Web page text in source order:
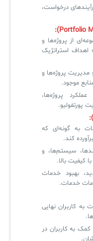
درخواست،
از پروژه‌ها و
استراتژیک
مدیریت پروژه‌ها و
موجود.
پروژه‌ها،
پورتفولیو.
به گونه‌ای که
کند.
سیستم‌ها، و
کیفیت بالا.
بهبود خدمات
خدمات.
به کاربران نهایی
کمک به کاربران در